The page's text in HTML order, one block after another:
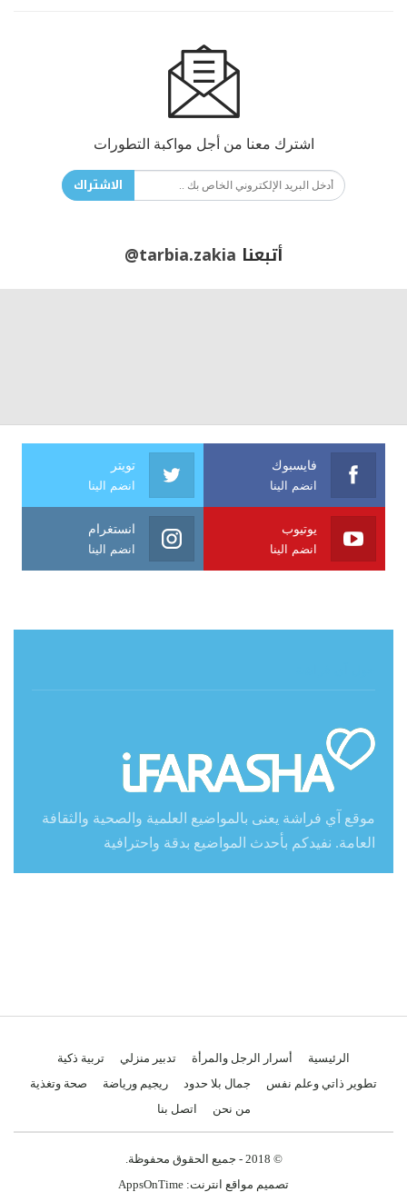
اشترك معنا من أجل مواكبة التطورات
الاشتراك
أتبعنا @tarbia.zakia
فايسبوك
انضم الينا
تويتر
انضم الينا
يوتيوب
انضم الينا
انستغرام
انضم الينا
موقع آي فراشة يعنى بالمواضيع العلمية والصحية والثقافة
العامة. نفيدكم بأحدث المواضيع بدقة واحترافية
الرئيسية أسرار الرجل والمرأة تدبير منزلي
تربية ذكية
تطوير ذاتي وعلم نفس
جمال بلا حدود ريجيم ورياضة
صحة وتغذية
من نحن
اتصل بنا
© 2018 - جميع الحقوق محفوظة.
تصميم مواقع انترنت: AppsOnTime